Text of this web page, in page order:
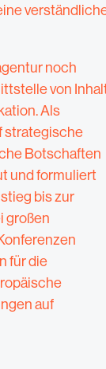
noch
von
Als
strategische
Botschaften
und formuliert
bis zur
großen
für die
auf